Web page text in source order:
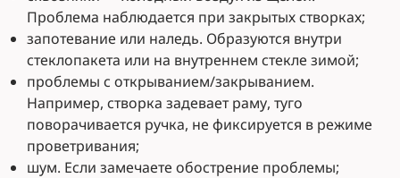
Проблема наблюдается при закрытых створках;
запотевание или наледь. Образуются внутри
стеклопакета или на внутреннем стекле зимой;
проблемы с открыванием/закрыванием.
Например, створка задевает раму, туго
поворачивается ручка, не фиксируется в режиме
проветривания;
шум. Если замечаете обострение проблемы;